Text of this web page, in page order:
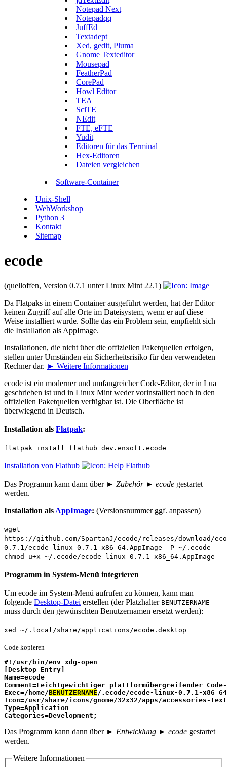
Notepad Next
Notepadqq
JuffEd
Textadept
Xed, gedit, Pluma
Gnome Texteditor
Mousepad
FeatherPad
CorePad
Howl Editor
TEA
SciTE
NEdit
FTE, eFTE
Yudit
Editoren für das Terminal
Hex-Editoren
Dateien vergleichen
Software-Container
Unix-Shell
WebWorkshop
Python 3
Kontakt
Sitemap
ecode
(quelloffen, Version 0.7.1 unter Linux Mint 22.1)
Da Flatpaks in einem Container ausgeführt werden, hat der Editor
keinen Zugriff auf alle Orte im Dateisystem, wenn er auf diese
Weise installiert wurde. Sollte das ein Problem sein, empfiehlt sich
die Installation als AppImage.
Installationen, die nicht über die offiziellen Paketquellen erfolgen,
stellen unter Umständen ein Sicherheitsrisiko für den verwendeten
Rechner dar. ► Weitere Informationen
ecode ist ein moderner und umfangreicher Code-Editor, der in Lua
geschrieben ist und in Linux Mint weder vorinstalliert noch in den
offiziellen Paketquellen verfügbar ist. Die Oberfläche ist
überwiegend in Deutsch.
Installation als Flatpak:
flatpak install flathub dev.ensoft.ecode
Installation von Flathub Flathub
Das Programm kann dann über ► Zubehör ► ecode gestartet
werden.
Installation als AppImage: (Versionsnummer ggf. anpassen)
wget
https://github.com/SpartanJ/ecode/releases/download/
0.7.1/ecode-linux-0.7.1-x86_64.AppImage -P ~/.ecode
chmod u+x ~/.ecode/ecode-linux-0.7.1-x86_64.AppImage
Programm in System-Menü integrieren
Um ecode im System-Menü aufrufen zu können, kann man
folgende Desktop-Datei erstellen (der Platzhalter BENUTZERNAME
muss durch den gewünschten Benutzernamen ersetzt werden):
xed ~/.local/share/applications/ecode.desktop
Code kopieren
#!/usr/bin/env xdg-open
[Desktop Entry]
Name=ecode
Comment=Leichtgewichtiger plattformübergreifender
Exec=/home/BENUTZERNAME /.ecode/ecode-linux-0.7.1-
Icon=/usr/share/icons/gnome/32x32/apps/accessories-
Type=Application
Categories=Development;
Das Programm kann dann über ► Entwicklung ► ecode gestartet
werden.
Weitere Informationen